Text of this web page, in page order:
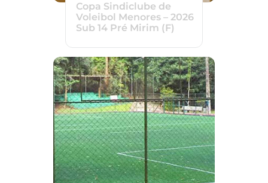
Copa Sindiclube de
Voleibol Menores – 2026
Sub 14 Pré Mirim (F)